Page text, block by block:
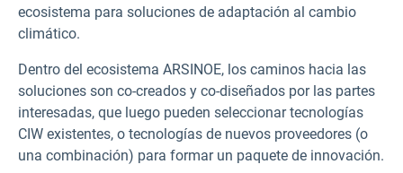
ecosistema para soluciones de adaptación al cambio
climático.
Dentro del ecosistema ARSINOE, los caminos hacia las
soluciones son co-creados y co-diseñados por las partes
interesadas, que luego pueden seleccionar tecnologías
CIW existentes, o tecnologías de nuevos proveedores (o
una combinación) para formar un paquete de innovación.